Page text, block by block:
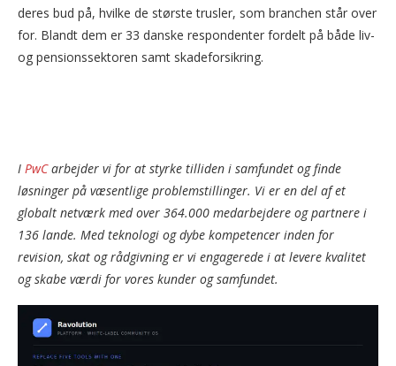
deres bud på, hvilke de største trusler, som branchen står over
for. Blandt dem er 33 danske respondenter fordelt på både liv-
og pensionssektoren samt skadeforsikring.
I PwCarbejder vi for at styrke tilliden i samfundet og finde
løsninger på væsentlige problemstillinger. Vi er en del af et
globalt netværk med over 364.000 medarbejdere og partnere i
136 lande. Med teknologi og dybe kompetencer inden for
revision, skat og rådgivning er vi engagerede i at levere kvalitet
og skabe værdi for vores kunder og samfundet.